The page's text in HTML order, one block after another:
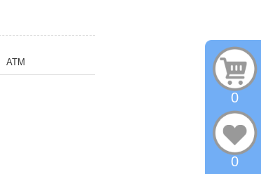
| ATM
0
0